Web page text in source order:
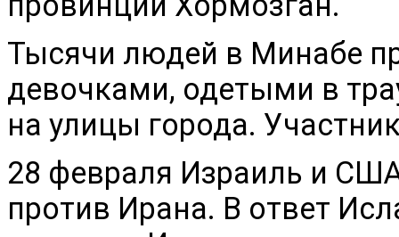
Тысячи людей в Минабе
девочками, одетыми в
на улицы города.
28 февраля Израиль и
против Ирана. В ответ